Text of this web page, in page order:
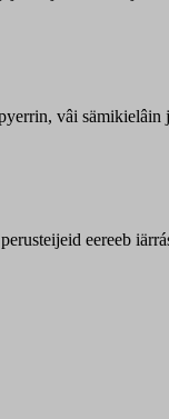
vâi
eereeb